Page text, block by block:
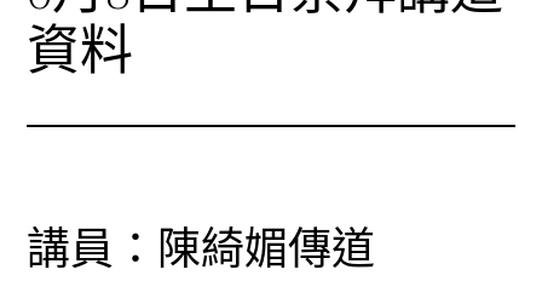
資料
講員：陳綺媚傳道